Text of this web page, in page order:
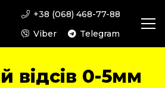
+38 (068) 468-77-88
Viber
Telegram
відсів 0-5мм